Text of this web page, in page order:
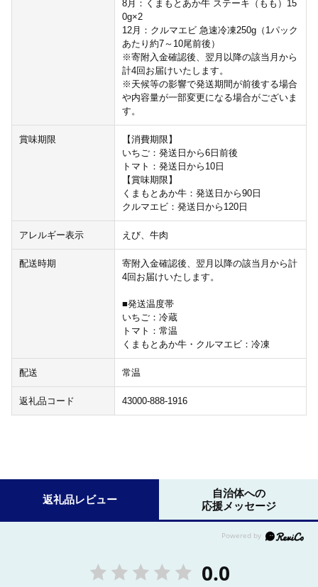
8月：くまもとあか牛 ステーキ（もも）15
0g×2
12月：クルマエビ 急速冷凍250g（1パック
あたり約7～10尾前後）
※寄附入金確認後、翌月以降の該当月から
計4回お届けいたします。
※天候等の影響で発送期間が前後する場合
や内容量が一部変更になる場合がございま
す。
賞味期限
【消費期限】
いちご：発送日から6日前後
トマト：発送日から10日
【賞味期限】
くまもとあか牛：発送日から90日
クルマエビ：発送日から120日
アレルギー表示 えび、牛肉
配送時期
寄附入金確認後、翌月以降の該当月から計
4回お届けいたします。
■発送温度帯
いちご：冷蔵
トマト：常温
くまもとあか牛・クルマエビ：冷凍
配送 常温
返礼品コード 43000-888-1916
返礼品レビュー
自治体への
応援メッセージ
0.0